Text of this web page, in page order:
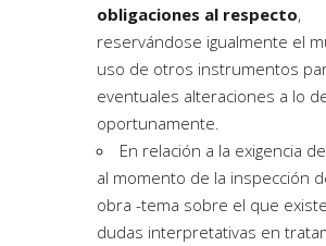
obligaciones al respecto,
reservándose igualmente el
uso de otros instrumentos
eventuales alteraciones a lo
oportunamente.
En relación a la exigencia
al momento de la inspección
obra -tema sobre el que
dudas interpretativas en